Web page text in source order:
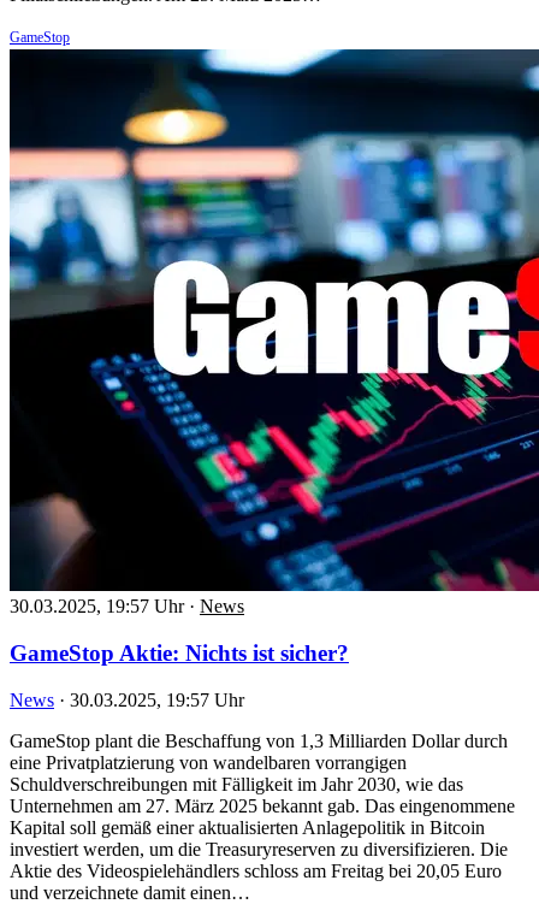
GameStop
30.03.2025, 19:57 Uhr · News
GameStop Aktie: Nichts ist sicher?
News · 30.03.2025, 19:57 Uhr
GameStop plant die Beschaffung von 1,3 Milliarden Dollar durch
eine Privatplatzierung von wandelbaren vorrangigen
Schuldverschreibungen mit Fälligkeit im Jahr 2030, wie das
Unternehmen am 27. März 2025 bekannt gab. Das eingenommene
Kapital soll gemäß einer aktualisierten Anlagepolitik in Bitcoin
investiert werden, um die Treasuryreserven zu diversifizieren. Die
Aktie des Videospielehändlers schloss am Freitag bei 20,05 Euro
und verzeichnete damit einen…